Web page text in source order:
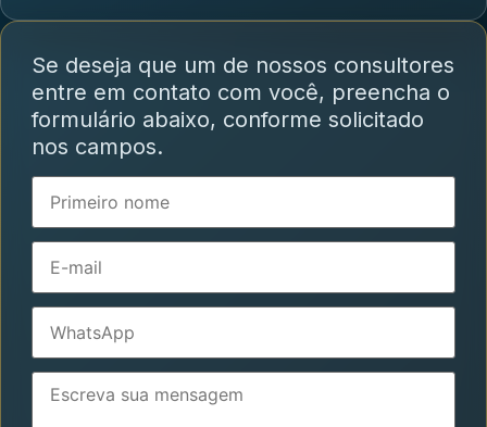
Se deseja que um de nossos consultores
entre em contato com você, preencha o
formulário abaixo, conforme solicitado
nos campos.